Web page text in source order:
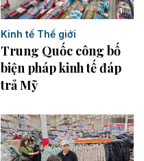
Kinh tế Thế giới
Trung Quốc công bố
biện pháp kinh tế đáp
trả Mỹ